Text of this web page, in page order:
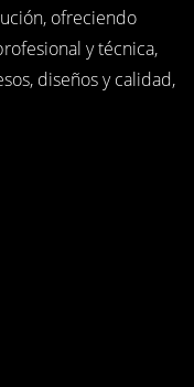
ofreciendo
y técnica,
diseños y calidad,